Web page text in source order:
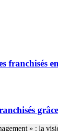
franchisés